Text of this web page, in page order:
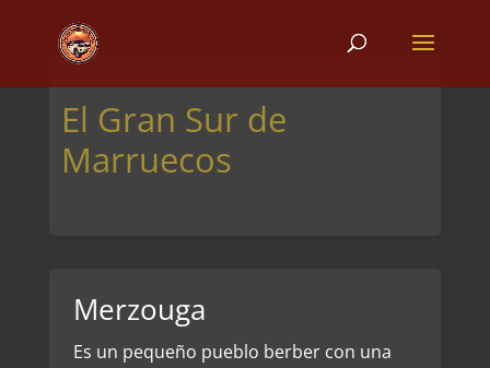
El Gran Sur de
Marruecos
Merzouga
Es un pequeño pueblo berber con una